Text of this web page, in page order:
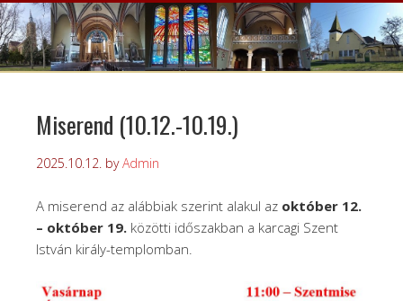
Miserend (10.12.-10.19.)
2025.10.12. byAdmin
A miserend az alábbiak szerint alakul az október 12.
– október 19. közötti időszakban a karcagi Szent
István király-templomban.